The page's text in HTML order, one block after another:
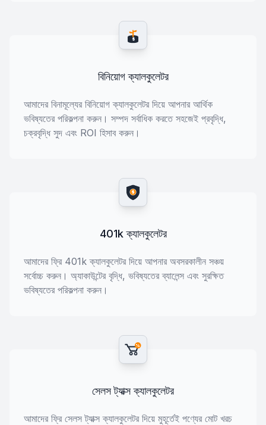
$
বিনিয়োগ ক্যালকুলেটর
আমাদের বিনামূল্যের বিনিয়োগ ক্যালকুলেটর দিয়ে আপনার আর্থিক
ভবিষ্যতের পরিকল্পনা করুন। সম্পদ সর্বাধিক করতে সহজেই প্রবৃদ্ধি,
চক্রবৃদ্ধি সুদ এবং ROI হিসাব করুন।
$
401k ক্যালকুলেটর
আমাদের ফ্রি 401k ক্যালকুলেটর দিয়ে আপনার অবসরকালীন সঞ্চয়
সর্বোচ্চ করুন। অ্যাকাউন্টের বৃদ্ধি, ভবিষ্যতের ব্যালেন্স এবং সুরক্ষিত
ভবিষ্যতের পরিকল্পনা করুন।
%
সেলস ট্যাক্স ক্যালকুলেটর
আমাদের ফ্রি সেলস ট্যাক্স ক্যালকুলেটর দিয়ে মুহূর্তেই পণ্যের মোট খরচ